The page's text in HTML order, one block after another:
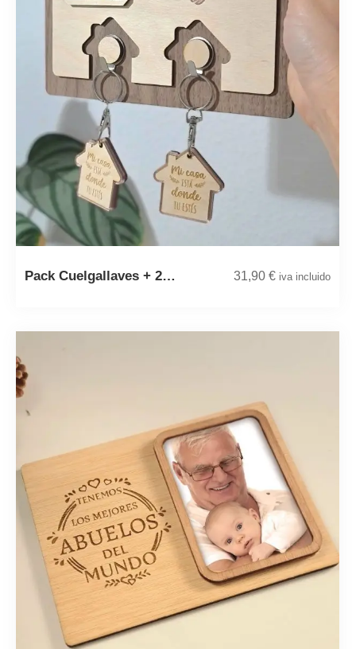
Pack Cuelgallaves + 2… 31,90 € iva incluido